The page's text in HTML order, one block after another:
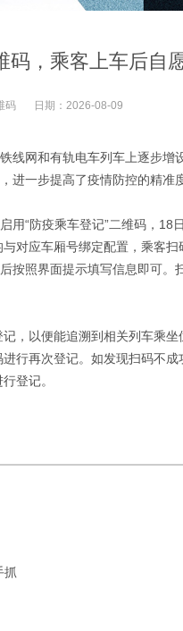
码，乘客上车后自
码 日期： 2026-08-09
网和有轨电车列车上逐步增
进一步提高了疫情防控的精准度
“防疫乘车登记”二维码，18
对应车厢号绑定配置，乘客扫
按照界面提示填写信息即可
，以便能追溯到相关列车乘
行再次登记。如发现扫码不
登记。
抓